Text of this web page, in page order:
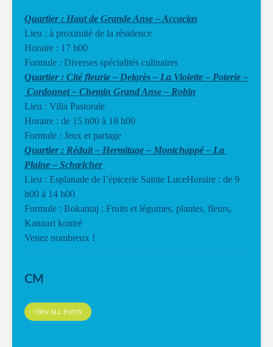
Quartier : Haut de Grande Anse – Accacias
Lieu : à proximité de la résidence
Horaire : 17 h00
Formule : Diverses spécialités culinaires
Quartier : Cité fleurie – Delgrès – La Violette – Poterie –
Cordonnet – Chemin Grand Anse – Robin
Lieu : Villa Pastorale
Horaire : de 15 h00 à 18 h00
Formule : Jeux et partage
Quartier : Réduit – Hermitage – Montchappé – La
Plaine – Schœlcher
Lieu : Esplanade de l’épicerie Sainte LuceHoraire : de 9
h00 à 14 h00
Formule : Bokantaj : Fruits et légumes, plantes, fleurs,
Kannari kontré
Venez nombreux !
CM
VIEW ALL POSTS